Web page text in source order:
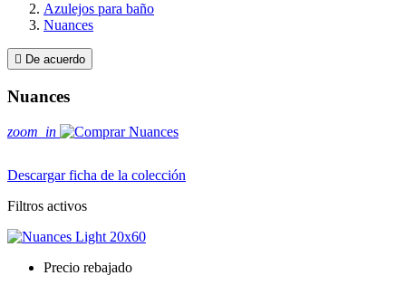
Azulejos para baño
Nuances
 De acuerdo
Nuances
zoom_in
Descargar ficha de la colección
Filtros activos
Precio rebajado